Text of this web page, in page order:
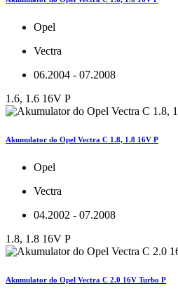
Opel
Vectra
06.2004 - 07.2008
1.6, 1.6 16V P
Akumulator do Opel Vectra C 1.8, 1.8 16V P
Opel
Vectra
04.2002 - 07.2008
1.8, 1.8 16V P
Akumulator do Opel Vectra C 2.0 16V Turbo P